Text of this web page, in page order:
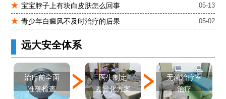
宝宝脖子上有块白皮肤怎么回事 05-13
青少年白癜风不及时治疗的后果 05-02
远大安全体系
治疗前全面
准确检查
医生制定
差异化方案
无菌治疗室
治疗